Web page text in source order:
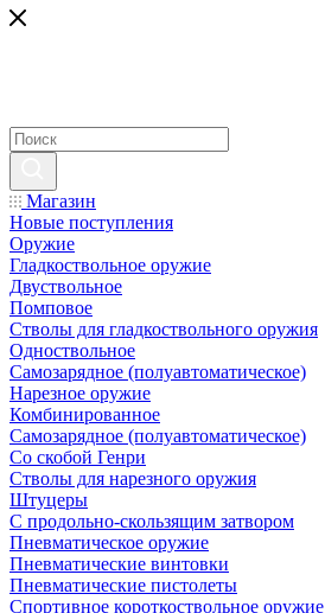
Магазин
Новые поступления
Оружие
Гладкоствольное оружие
Двуствольное
Помповое
Стволы для гладкоствольного оружия
Одноствольное
Самозарядное (полуавтоматическое)
Нарезное оружие
Комбинированное
Самозарядное (полуавтоматическое)
Со скобой Генри
Стволы для нарезного оружия
Штуцеры
С продольно-скользящим затвором
Пневматическое оружие
Пневматические винтовки
Пневматические пистолеты
Спортивное короткоствольное оружие